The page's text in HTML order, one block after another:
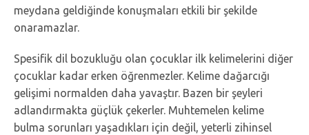
meydana geldiğinde konuşmaları etkili bir şekilde
onaramazlar.
Spesifik dil bozukluğu olan çocuklar ilk kelimelerini diğer
çocuklar kadar erken öğrenmezler. Kelime dağarcığı
gelişimi normalden daha yavaştır. Bazen bir şeyleri
adlandırmakta güçlük çekerler. Muhtemelen kelime
bulma sorunları yaşadıkları için değil, yeterli zihinsel